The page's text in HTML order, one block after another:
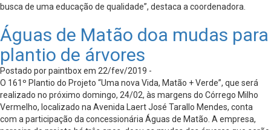
busca de uma educação de qualidade”, destaca a coordenadora.
Águas de Matão doa mudas para
plantio de árvores
Postado por paintbox em 22/fev/2019 -
O 161º Plantio do Projeto “Uma nova Vida, Matão + Verde”, que será
realizado no próximo domingo, 24/02, às margens do Córrego Milho
Vermelho, localizado na Avenida Laert José Tarallo Mendes, conta
com a participação da concessionária Águas de Matão. A empresa,